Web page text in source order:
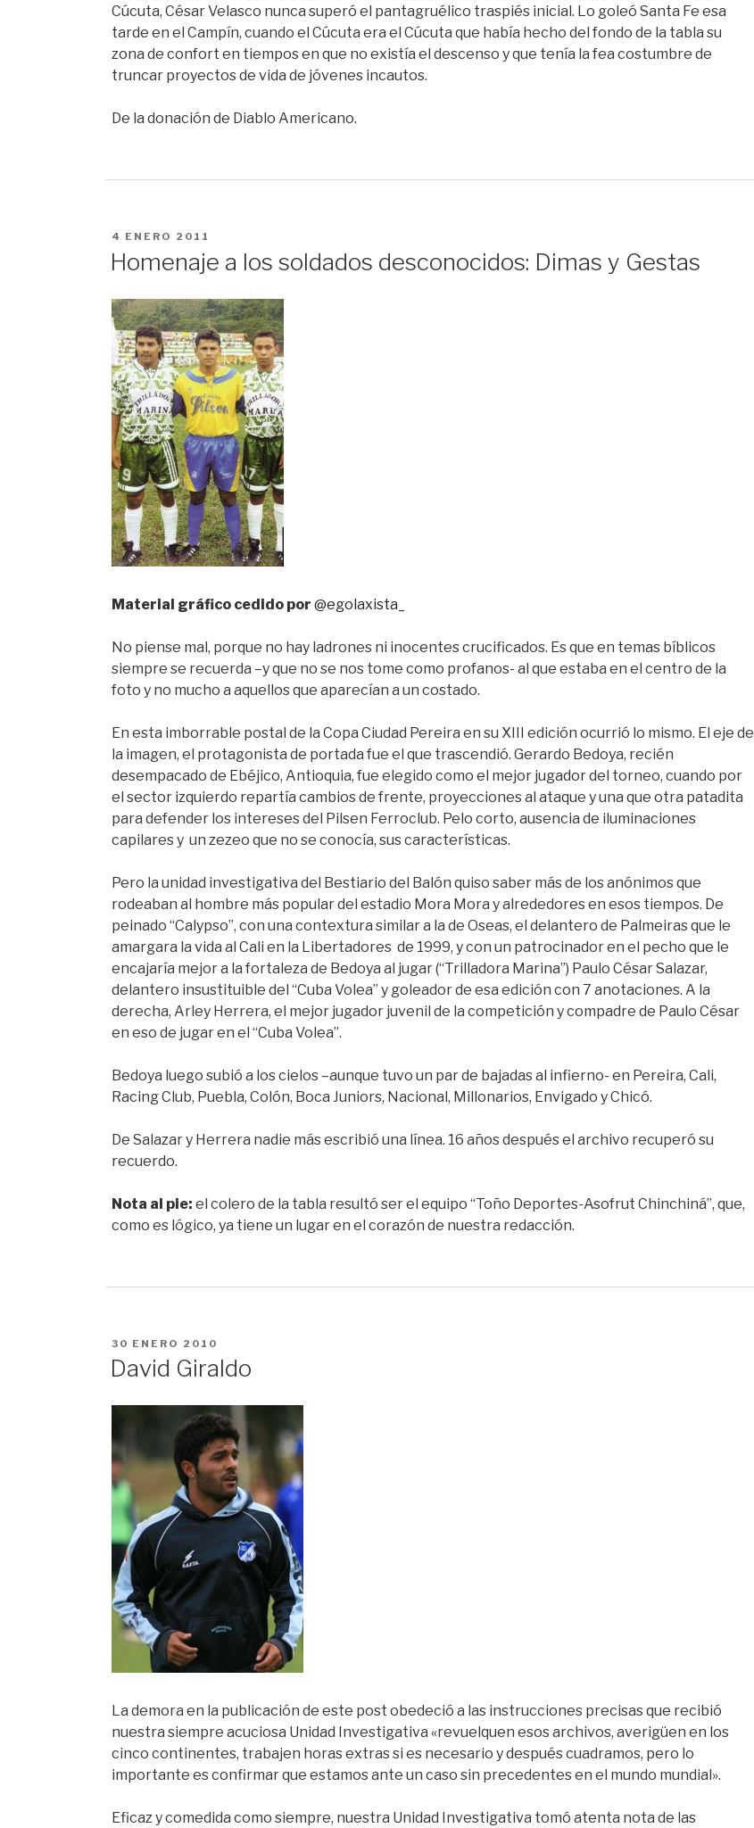
Cúcuta, César Velasco nunca superó el pantagruélico traspiés inicial. Lo goleó Santa Fe esa
tarde en el Campín, cuando el Cúcuta era el Cúcuta que había hecho del fondo de la tabla su
zona de confort en tiempos en que no existía el descenso y que tenía la fea costumbre de
truncar proyectos de vida de jóvenes incautos.
De la donación de Diablo Americano.
PUBLICADO
EN
4 ENERO 2011
Homenaje a los soldados desconocidos: Dimas y Gestas
Material gráfico cedido por@egolaxista_
No piense mal, porque no hay ladrones ni inocentes crucificados. Es que en temas bíblicos
siempre se recuerda –y que no se nos tome como profanos- al que estaba en el centro de la
foto y no mucho a aquellos que aparecían a un costado.
En esta imborrable postal de la Copa Ciudad Pereira en su XIII edición ocurrió lo mismo. El eje de
la imagen, el protagonista de portada fue el que trascendió. Gerardo Bedoya, recién
desempacado de Ebéjico, Antioquia, fue elegido como el mejor jugador del torneo, cuando por
el sector izquierdo repartía cambios de frente, proyecciones al ataque y una que otra patadita
para defender los intereses del Pilsen Ferroclub. Pelo corto, ausencia de iluminaciones
capilares y un zezeo que no se conocía, sus características.
Pero la unidad investigativa del Bestiario del Balón quiso saber más de los anónimos que
rodeaban al hombre más popular del estadio Mora Mora y alrededores en esos tiempos. De
peinado “Calypso”, con una contextura similar a la de Oseas, el delantero de Palmeiras que le
amargara la vida al Cali en la Libertadores de 1999, y con un patrocinador en el pecho que le
encajaría mejor a la fortaleza de Bedoya al jugar (“Trilladora Marina”) Paulo César Salazar,
delantero insustituible del “Cuba Volea” y goleador de esa edición con 7 anotaciones. A la
derecha, Arley Herrera, el mejor jugador juvenil de la competición y compadre de Paulo César
en eso de jugar en el “Cuba Volea”.
Bedoya luego subió a los cielos –aunque tuvo un par de bajadas al infierno- en Pereira, Cali,
Racing Club, Puebla, Colón, Boca Juniors, Nacional, Millonarios, Envigado y Chicó.
De Salazar y Herrera nadie más escribió una línea. 16 años después el archivo recuperó su
recuerdo.
Nota al pie:el colero de la tabla resultó ser el equipo “Toño Deportes-Asofrut Chinchiná”, que,
como es lógico, ya tiene un lugar en el corazón de nuestra redacción.
PUBLICADO
EN
30 ENERO 2010
David Giraldo
La demora en la publicación de este post obedeció a las instrucciones precisas que recibió
nuestra siempre acuciosa Unidad Investigativa «revuelquen esos archivos, averigüen en los
cinco continentes, trabajen horas extras si es necesario y después cuadramos, pero lo
importante es confirmar que estamos ante un caso sin precedentes en el mundo mundial».
Eficaz y comedida como siempre, nuestra Unidad Investigativa tomó atenta nota de las